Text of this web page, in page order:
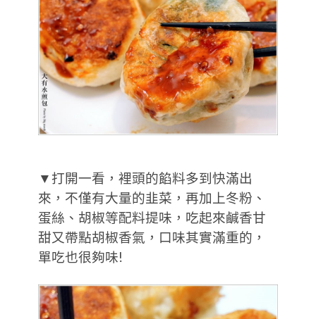
▼打開一看，裡頭的餡料多到快滿出
來，不僅有大量的韭菜，再加上冬粉、
蛋絲、胡椒等配料提味，吃起來鹹香甘
甜又帶點胡椒香氣，口味其實滿重的，
單吃也很夠味!